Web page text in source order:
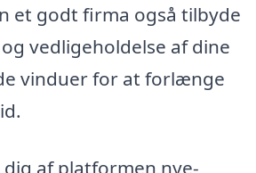
et godt firma også tilbyde
vedligeholdelse af dine
vinduer for at forlænge
af platformen nye-